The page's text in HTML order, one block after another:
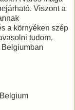
Viszont a
a környéken szép
tudom,
Belgiumban